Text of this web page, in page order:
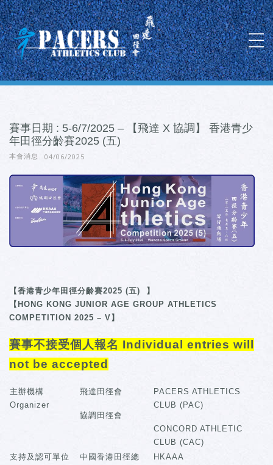
賽事日期 : 5-6/7/2025 – 【飛達 X 協調】 香港青少
年田徑分齡賽2025 (五)
本會消息 04/06/2025
【香港青少年田徑分齡賽2025 (五) 】
【HONG KONG JUNIOR AGE GROUP ATHLETICS
COMPETITION 2025 – V】
賽事不接受個人報名 Individual entries will
not be accepted
主辦機構
Organizer
飛達田徑會
協調田徑會
PACERS ATHLETICS
CLUB (PAC)
CONCORD ATHLETIC
CLUB (CAC)
支持及認可單位
中國香港田徑總
HKAAA